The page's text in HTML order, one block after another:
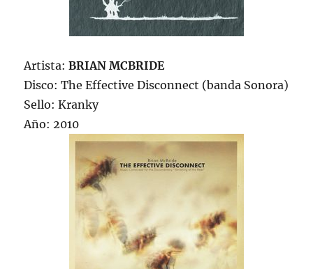
Artista:BRIAN MCBRIDE
Disco: The Effective Disconnect (banda Sonora)
Sello: Kranky
Año: 2010